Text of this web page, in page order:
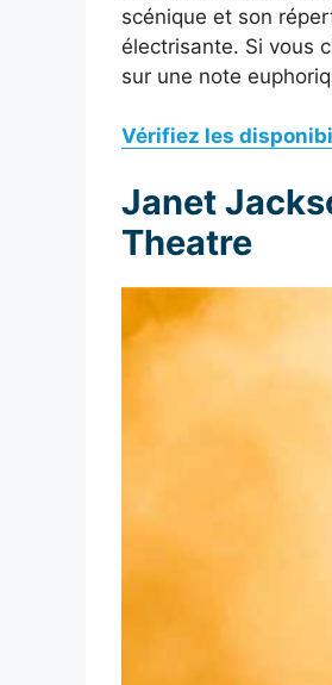
scénique et son
électrisante. Si vous
sur une note
Vérifiez les
Janet
Theatre